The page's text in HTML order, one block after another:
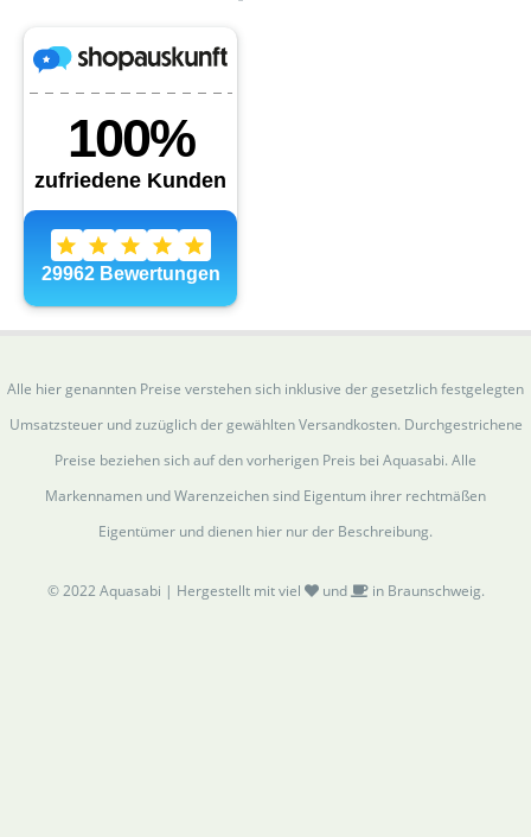
Alle hier genannten Preise verstehen sich inklusive der gesetzlich festgelegten
Umsatzsteuer und zuzüglich der gewählten Versandkosten. Durchgestrichene
Preise beziehen sich auf den vorherigen Preis bei Aquasabi. Alle
Markennamen und Warenzeichen sind Eigentum ihrer rechtmäßen
Eigentümer und dienen hier nur der Beschreibung.
© 2022 Aquasabi | Hergestellt mit viel und in Braunschweig.